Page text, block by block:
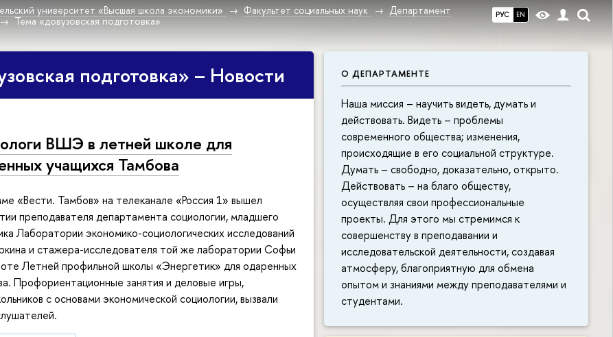
РУС EN
университет «Высшая школа экономики» Факультет социальных наук
Департамент
Тема «довузовская подготовка»
О ДЕПАРТАМЕНТЕ
Наша миссия – научить видеть, думать и
действовать. Видеть – проблемы
современного общества; изменения,
происходящие в его социальной структуре.
Думать – свободно, доказательно, открыто.
Действовать – на благо обществу,
осуществляя свои профессиональные
проекты. Для этого мы стремимся к
совершенству в преподавании и
исследовательской деятельности, создавая
атмосферу, благоприятную для обмена
опытом и знаниями между преподавателями и
студентами.
подготовка» – Новости
ВШЭ в летней школе для
учащихся Тамбова
«Вести. Тамбов» на телеканале «Россия 1» вышел
преподавателя департамента социологии, младшего
Лаборатории экономико-социологических исследований
и стажера-исследователя той же лаборатории Софьи
Летней профильной школы «Энергетик» для одаренных
Профориентационные занятия и деловые игры,
с основами экономической социологии, вызвали